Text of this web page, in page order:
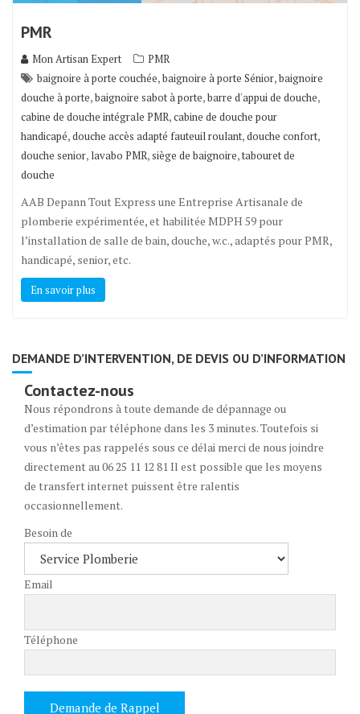
PMR
Mon Artisan Expert
PMR
baignoire à porte couchée,baignoire à porte Sénior,baignoire
douche à porte,baignoire sabot à porte,barre d'appui de douche,
cabine de douche intégrale PMR,cabine de douche pour
handicapé,douche accès adapté fauteuil roulant,douche confort,
douche senior, lavabo PMR,siège de baignoire,tabouret de
douche
AAB Depann Tout Express une Entreprise Artisanale de
plomberie expérimentée, et habilitée MDPH 59 pour
l’installation de salle de bain, douche, w.c., adaptés pour PMR,
handicapé, senior, etc.
En savoir plus
DEMANDE D’INTERVENTION, DE DEVIS OU D’INFORMATION
Contactez-nous
Nous répondrons à toute demande de dépannage ou
d’estimation par téléphone dans les 3 minutes. Toutefois si
vous n’êtes pas rappelés sous ce délai merci de nous joindre
directement au 06 25 11 12 81 Il est possible que les moyens
de transfert internet puissent être ralentis
occasionnellement.
Besoin de
Email
Téléphone